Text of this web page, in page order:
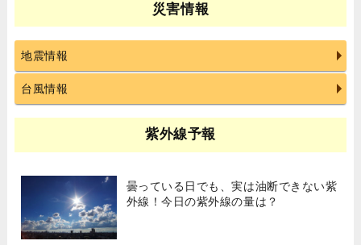
災害情報
地震情報
台風情報
紫外線予報
曇っている日でも、実は油断できない紫
外線！今日の紫外線の量は？